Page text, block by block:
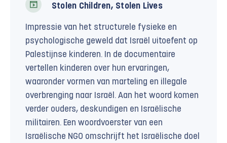
Stolen Children, Stolen Lives
Impressie van het structurele fysieke en
psychologische geweld dat Israël uitoefent op
Palestijnse kinderen. In de documentaire
vertellen kinderen over hun ervaringen,
waaronder vormen van marteling en illegale
overbrenging naar Israël. Aan het woord komen
verder ouders, deskundigen en Israëlische
militairen. Een woordvoerster van een
Israëlische NGO omschrijft het Israëlische doel